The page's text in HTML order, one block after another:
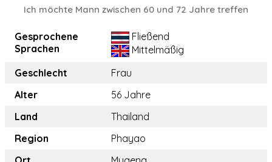
Ich möchte Mann zwischen 60 und 72 Jahre treffen
Gesprochene
Sprachen
Fließend
Mittelmäßig
Geschlecht
Frau
Alter
56 Jahre
Land
Thailand
Region
Phayao